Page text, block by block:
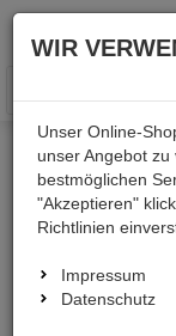
Menü
Weiter einkaufen
USBCA-CS-MB-
WIR
Unser Online-
unser Angebot
bestmöglichen
"Akzeptieren"
Richtlinien
Impressum
Datenschutz